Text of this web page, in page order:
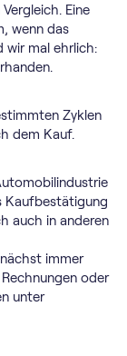
Eine
wenn das
wir mal ehrlich:
Zyklen
dem Kauf.
Kaufbestätigung
auch in anderen
immer
oder
unter